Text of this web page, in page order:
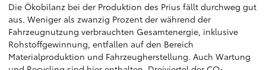
Die Ökobilanz bei der Produktion des Prius fällt durchweg gut
aus. Weniger als zwanzig Prozent der während der
Fahrzeugnutzung verbrauchten Gesamtenergie, inklusive
Rohstoffgewinnung, entfallen auf den Bereich
Materialproduktion und Fahrzeugherstellung. Auch Wartung